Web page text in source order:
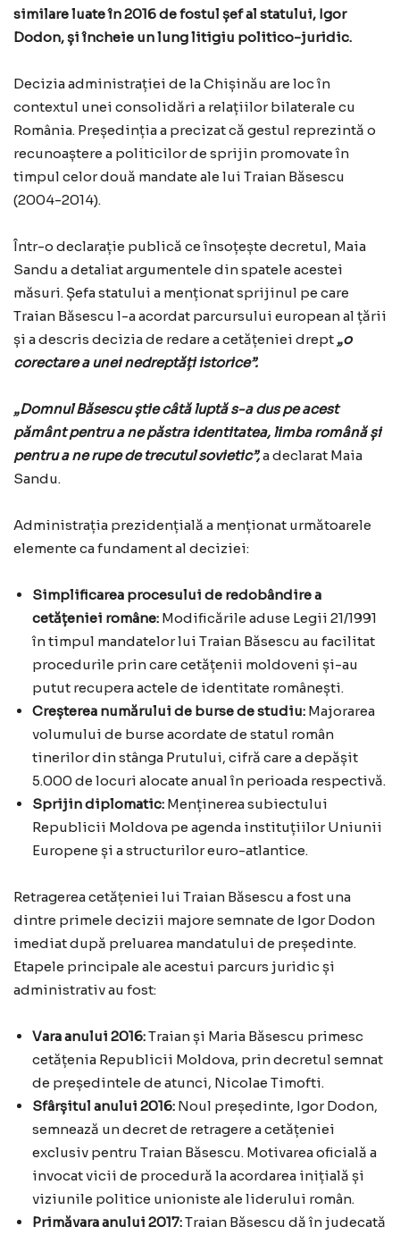
similare luate în 2016 de fostul șef al statului, Igor
Dodon, și încheie un lung litigiu politico-juridic.
Decizia administrației de la Chișinău are loc în
contextul unei consolidări a relațiilor bilaterale cu
România. Președinția a precizat că gestul reprezintă o
recunoaștere a politicilor de sprijin promovate în
timpul celor două mandate ale lui Traian Băsescu
(2004-2014).
Într-o declarație publică ce însoțește decretul, Maia
Sandu a detaliat argumentele din spatele acestei
măsuri. Șefa statului a menționat sprijinul pe care
Traian Băsescu l-a acordat parcursului european al țării
și a descris decizia de redare a cetățeniei drept „o
corectare a unei nedreptăți istorice”.
„Domnul Băsescu știe câtă luptă s-a dus pe acest
pământ pentru a ne păstra identitatea, limba română și
pentru a ne rupe de trecutul sovietic”,a declarat Maia
Sandu.
Administrația prezidențială a menționat următoarele
elemente ca fundament al deciziei:
Simplificarea procesului de redobândire a
cetățeniei române: Modificările aduse Legii 21/1991
în timpul mandatelor lui Traian Băsescu au facilitat
procedurile prin care cetățenii moldoveni și-au
putut recupera actele de identitate românești.
Creșterea numărului de burse de studiu: Majorarea
volumului de burse acordate de statul român
tinerilor din stânga Prutului, cifră care a depășit
5.000 de locuri alocate anual în perioada respectivă.
Sprijin diplomatic: Menținerea subiectului
Republicii Moldova pe agenda instituțiilor Uniunii
Europene și a structurilor euro-atlantice.
Retragerea cetățeniei lui Traian Băsescu a fost una
dintre primele decizii majore semnate de Igor Dodon
imediat după preluarea mandatului de președinte.
Etapele principale ale acestui parcurs juridic și
administrativ au fost:
Vara anului 2016:Traian și Maria Băsescu primesc
cetățenia Republicii Moldova, prin decretul semnat
de președintele de atunci, Nicolae Timofti.
Sfârșitul anului 2016: Noul președinte, Igor Dodon,
semnează un decret de retragere a cetățeniei
exclusiv pentru Traian Băsescu. Motivarea oficială a
invocat vicii de procedură la acordarea inițială și
viziunile politice unioniste ale liderului român.
Primăvara anului 2017:Traian Băsescu dă în judecată